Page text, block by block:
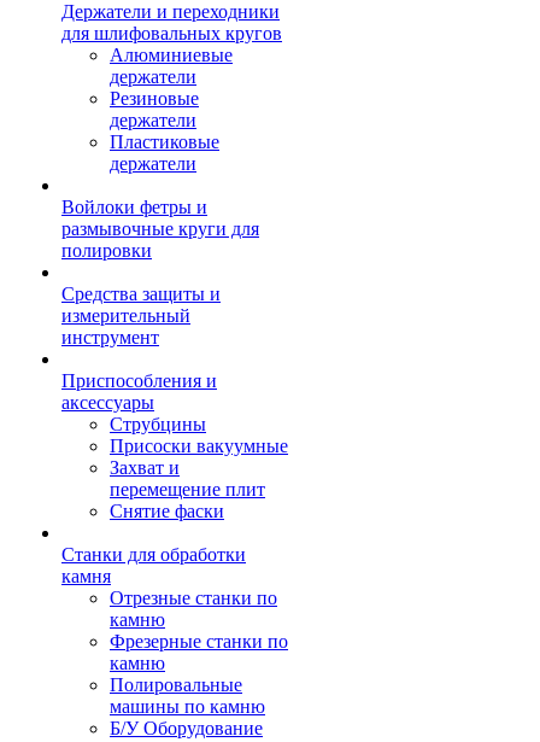
Держатели и переходники
для шлифовальных кругов
Алюминиевые
держатели
Резиновые
держатели
Пластиковые
держатели
Войлоки фетры и
размывочные круги для
полировки
Средства защиты и
измерительный
инструмент
Приспособления и
аксессуары
Струбцины
Присоски вакуумные
Захват и
перемещение плит
Снятие фаски
Станки для обработки
камня
Отрезные станки по
камню
Фрезерные станки по
камню
Полировальные
машины по камню
Б/У Оборудование